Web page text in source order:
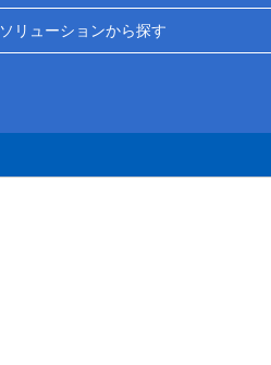
ソリューションから探す